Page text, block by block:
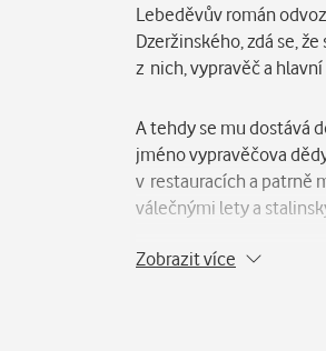
Lebeděvův román
Dzeržinského, zdá se,
z nich, vypravěč a
A tehdy se mu dostává
jméno vypravěčova
v restauracích a patrně
válečnými lety a
Vypravěč začíná pátrat
Zobrazit více